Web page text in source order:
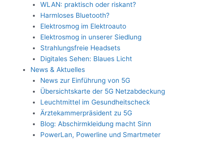
WLAN: praktisch oder riskant?
Harmloses Bluetooth?
Elektrosmog im Elektroauto
Elektrosmog in unserer Siedlung
Strahlungsfreie Headsets
Digitales Sehen: Blaues Licht
News & Aktuelles
News zur Einführung von 5G
Übersichtskarte der 5G Netzabdeckung
Leuchtmittel im Gesundheitscheck
Ärztekammerpräsident zu 5G
Blog: Abschirmkleidung macht Sinn
PowerLan, Powerline und Smartmeter